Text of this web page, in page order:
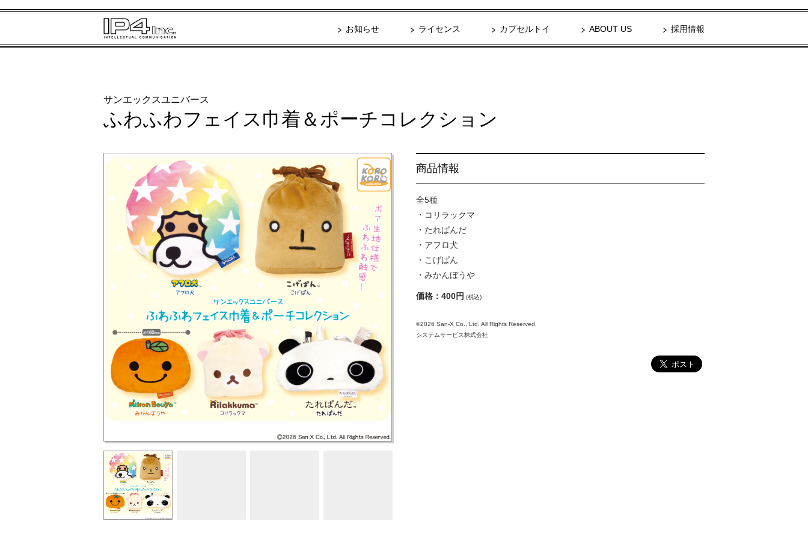
お知らせ ライセンス カプセルトイ ABOUT US 採用情報
サンエックスユニバース
ふわふわフェイス巾着＆ポーチコレクション
商品情報
全5種
・コリラックマ
・たれぱんだ
・アフロ犬
・こげぱん
・みかんぼうや
価格：400円 (税込)
©2026 San-X Co., Ltd. All Rights Reserved.
システムサービス株式会社